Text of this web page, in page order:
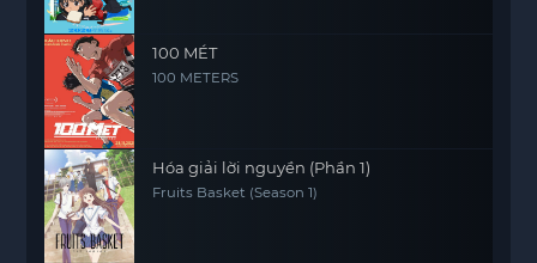
100 MÉT
100 METERS
Hóa giải lời nguyền (Phần 1)
Fruits Basket (Season 1)